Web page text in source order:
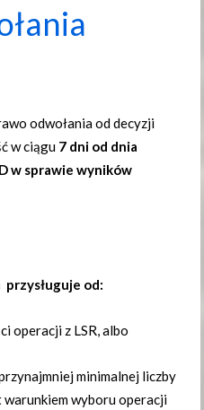
odwołania od decyzji
w ciągu 7 dni od dnia
w sprawie wyników
przysługuje od:
operacji z LSR, albo
minimalnej liczby
wyboru operacji